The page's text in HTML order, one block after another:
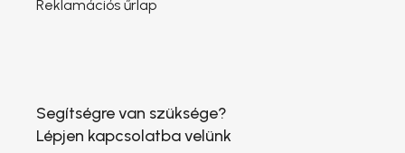
Reklamációs űrlap
Segítségre van szüksége?
Lépjen kapcsolatba velünk